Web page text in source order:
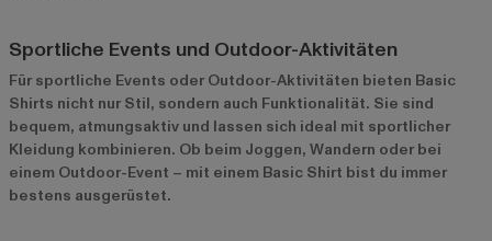
Sportliche Events und Outdoor-Aktivitäten
Für sportliche Events oder Outdoor-Aktivitäten bieten Basic
Shirts nicht nur Stil, sondern auch Funktionalität. Sie sind
bequem, atmungsaktiv und lassen sich ideal mit sportlicher
Kleidung kombinieren. Ob beim Joggen, Wandern oder bei
einem Outdoor-Event – mit einem Basic Shirt bist du immer
bestens ausgerüstet.